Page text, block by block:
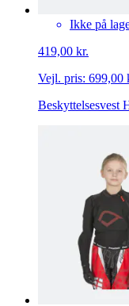
Ikke på
419,00 kr.
Vejl. pris: 699,00
Beskyttelsesvest